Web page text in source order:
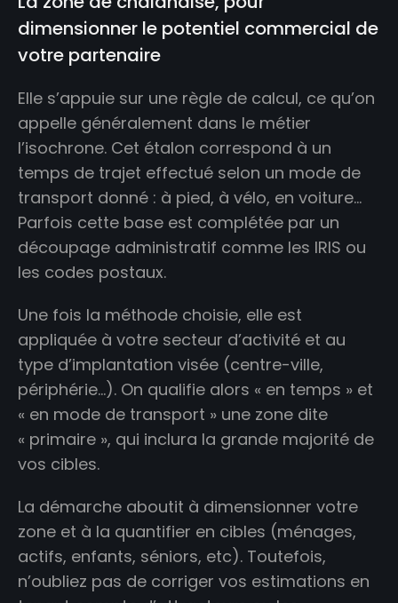
dimensionner le potentiel commercial de
votre partenaire
Elle s’appuie sur une règle de calcul, ce qu’on
appelle généralement dans le métier
l’isochrone. Cet étalon correspond à un
temps de trajet effectué selon un mode de
transport donné : à pied, à vélo, en voiture…
Parfois cette base est complétée par un
découpage administratif comme les IRIS ou
les codes postaux.
Une fois la méthode choisie, elle est
appliquée à votre secteur d’activité et au
type d’implantation visée (centre-ville,
périphérie…). On qualifie alors « en temps » et
« en mode de transport » une zone dite
« primaire », qui inclura la grande majorité de
vos cibles.
La démarche aboutit à dimensionner votre
zone et à la quantifier en cibles (ménages,
actifs, enfants, séniors, etc). Toutefois,
n’oubliez pas de corriger vos estimations en